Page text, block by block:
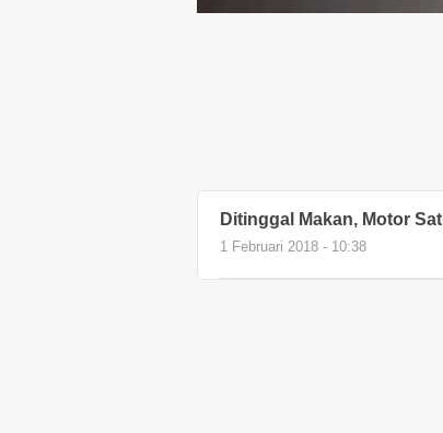
Ditinggal Makan, Motor
1 Februari 2018 - 10:38